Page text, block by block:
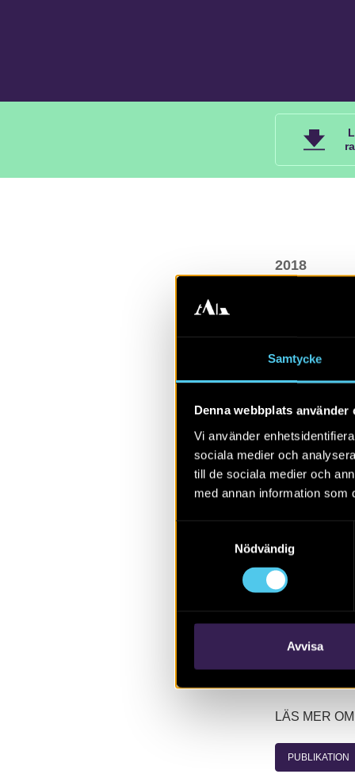
Samtycke
Denna webbplats använder
Vi använder
sociala medier och
till de sociala medier och
med annan information som
Nödvändig
Avvisa
2018
utfördes i två
provgropar i
perioden
I området
som
och utgör
LÄS MER
PUBLIKATION